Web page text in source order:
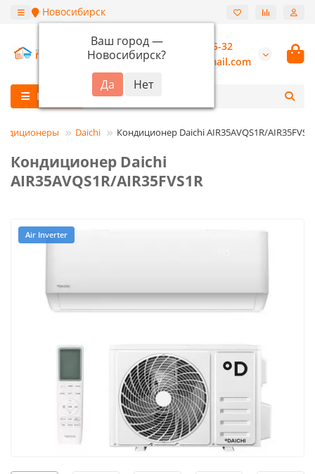
Новосибирск
Ваш город —
Новосибирск?
+7 (913) 987-55-32
burannsk@gmail.com
Каталог
Daichi Кондиционер Daichi AIR35AVQS1R/
Кондиционер Daichi
AIR35AVQS1R/AIR35FVS1R
Air Inverter